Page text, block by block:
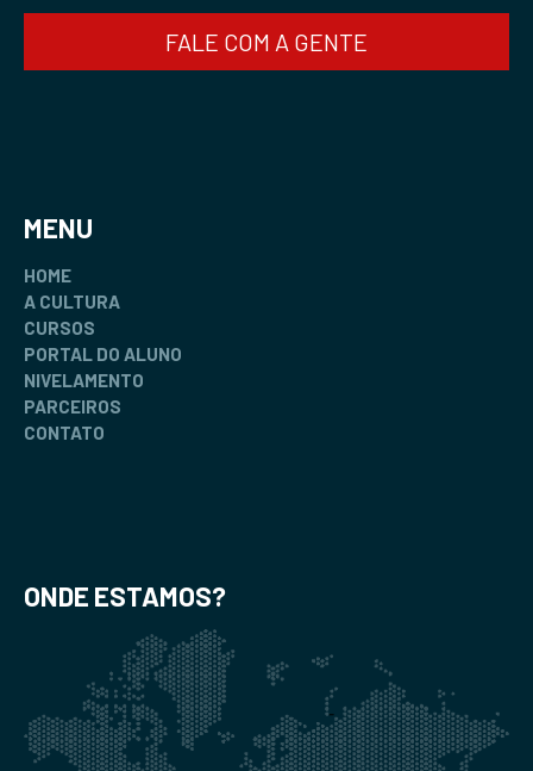
FALE COM A GENTE
MENU
HOME
A CULTURA
CURSOS
PORTAL DO ALUNO
NIVELAMENTO
PARCEIROS
CONTATO
ONDE ESTAMOS?